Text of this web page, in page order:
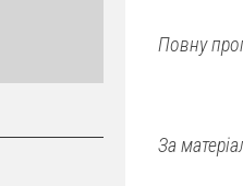
Повну
За